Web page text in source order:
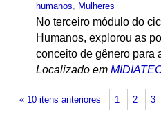
humanos, Mulheres
No terceiro módulo do
Humanos, explorou as
conceito de gênero para
Localizado em
« 10 itens anteriores 1 2 3